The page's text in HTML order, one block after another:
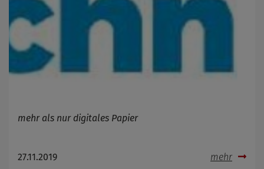
mehr als nur digitales Papier
27.11.2019 mehr